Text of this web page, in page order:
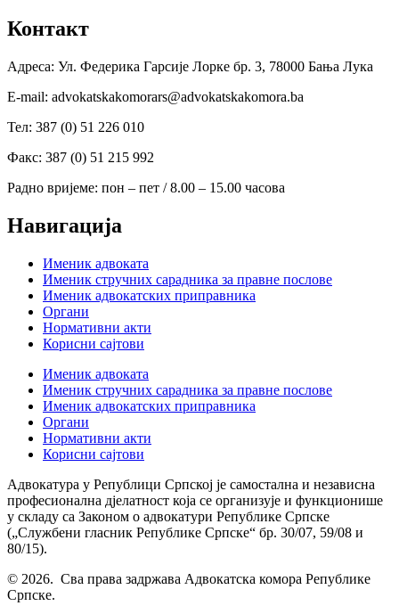
Контакт
Адреса: Ул. Федерика Гарсије Лорке бр. 3, 78000 Бања Лука
Е-mail: advokatskakomorars@advokatskakomora.ba
Тел: 387 (0) 51 226 010
Факс: 387 (0) 51 215 992
Радно вријеме: пон – пет / 8.00 – 15.00 часова
Навигација
Именик адвоката
Именик стручних сарадника за правне послове
Именик адвокатских приправника
Органи
Нормативни акти
Корисни сајтови
Именик адвоката
Именик стручних сарадника за правне послове
Именик адвокатских приправника
Органи
Нормативни акти
Корисни сајтови
Адвокатура у Републици Српској је самостална и независна
професионална дјелатност која се организује и функционише
у складу са Законом о адвокатури Републике Српске
(„Службени гласник Републике Српске“ бр. 30/07, 59/08 и
80/15).
© 2026. Сва права задржава Адвокатска комора Републике
Српске.